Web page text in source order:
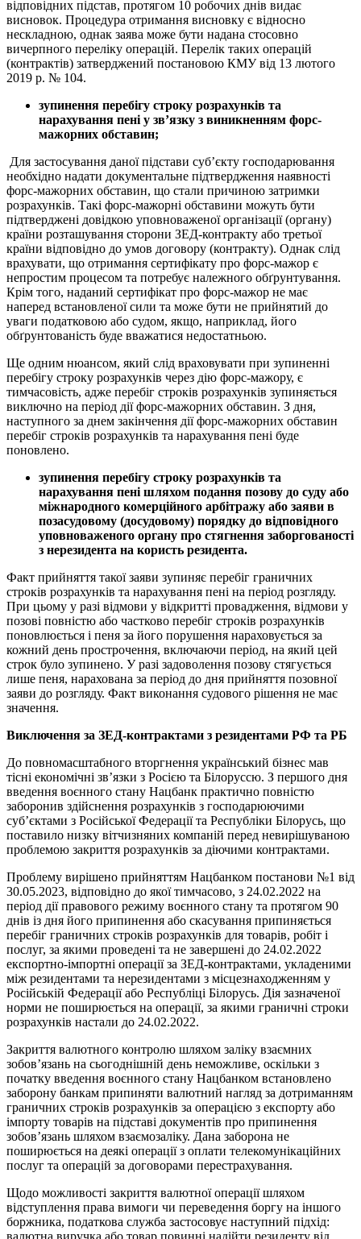
відповідних підстав, протягом 10 робочих днів видає
висновок. Процедура отримання висновку є відносно
нескладною, однак заява може бути надана стосовно
вичерпного переліку операцій. Перелік таких операцій
(контрактів) затверджений постановою КМУ від 13 лютого
2019 р. № 104.
зупинення перебігу строку розрахунків та
нарахування пені у зв’язку з виникненням форс-
мажорних обставин;
Для застосування даної підстави суб’єкту господарювання
необхідно надати документальне підтвердження наявності
форс-мажорних обставин, що стали причиною затримки
розрахунків. Такі форс-мажорні обставини можуть бути
підтверджені довідкою уповноваженої організації (органу)
країни розташування сторони ЗЕД-контракту або третьої
країни відповідно до умов договору (контракту). Однак слід
врахувати, що отримання сертифікату про форс-мажор є
непростим процесом та потребує належного обґрунтування.
Крім того, наданий сертифікат про форс-мажор не має
наперед встановленої сили та може бути не прийнятий до
уваги податковою або судом, якщо, наприклад, його
обґрунтованість буде вважатися недостатньою.
Ще одним нюансом, який слід враховувати при зупиненні
перебігу строку розрахунків через дію форс-мажору, є
тимчасовість, адже перебіг строків розрахунків зупиняється
виключно на період дії форс-мажорних обставин. З дня,
наступного за днем закінчення дії форс-мажорних обставин
перебіг строків розрахунків та нарахування пені буде
поновлено.
зупинення перебігу строку розрахунків та
нарахування пені шляхом подання позову до суду або
міжнародного комерційного арбітражу або заяви в
позасудовому (досудовому) порядку до відповідного
уповноваженого органу про стягнення заборгованості
з нерезидента на користь резидента.
Факт прийняття такої заяви зупиняє перебіг граничних
строків розрахунків та нарахування пені на період розгляду.
При цьому у разі відмови у відкритті провадження, відмови у
позові повністю або частково перебіг строків розрахунків
поновлюється і пеня за його порушення нараховується за
кожний день прострочення, включаючи період, на який цей
строк було зупинено. У разі задоволення позову стягується
лише пеня, нарахована за період до дня прийняття позовної
заяви до розгляду. Факт виконання судового рішення не має
значення.
Виключення за ЗЕД-контрактами з резидентами РФ та РБ
До повномасштабного вторгнення український бізнес мав
тісні економічні зв’язки з Росією та Білоруссю. З першого дня
введення воєнного стану Нацбанк практично повністю
заборонив здійснення розрахунків з господарюючими
суб’єктами з Російської Федерації та Республіки Білорусь, що
поставило низку вітчизняних компаній перед невирішуваною
проблемою закриття розрахунків за діючими контрактами.
Проблему вирішено прийняттям Нацбанком постанови №1 від
30.05.2023, відповідно до якої тимчасово, з 24.02.2022 на
період дії правового режиму воєнного стану та протягом 90
днів із дня його припинення або скасування припиняється
перебіг граничних строків розрахунків для товарів, робіт і
послуг, за якими проведені та не завершені до 24.02.2022
експортно-імпортні операції за ЗЕД-контрактами, укладеними
між резидентами та нерезидентами з місцезнаходженням у
Російській Федерації або Республіці Білорусь. Дія зазначеної
норми не поширюється на операції, за якими граничні строки
розрахунків настали до 24.02.2022.
Закриття валютного контролю шляхом заліку взаємних
зобов’язань на сьогоднішній день неможливе, оскільки з
початку введення воєнного стану Нацбанком встановлено
заборону банкам припиняти валютний нагляд за дотриманням
граничних строків розрахунків за операцією з експорту або
імпорту товарів на підставі документів про припинення
зобов’язань шляхом взаємозаліку. Дана заборона не
поширюється на деякі операції з оплати телекомунікаційних
послуг та операцій за договорами перестрахування.
Щодо можливості закриття валютної операції шляхом
відступлення права вимоги чи переведення боргу на іншого
боржника, податкова служба застосовує наступний підхід:
валютна виручка або товар повинні надійти резиденту від